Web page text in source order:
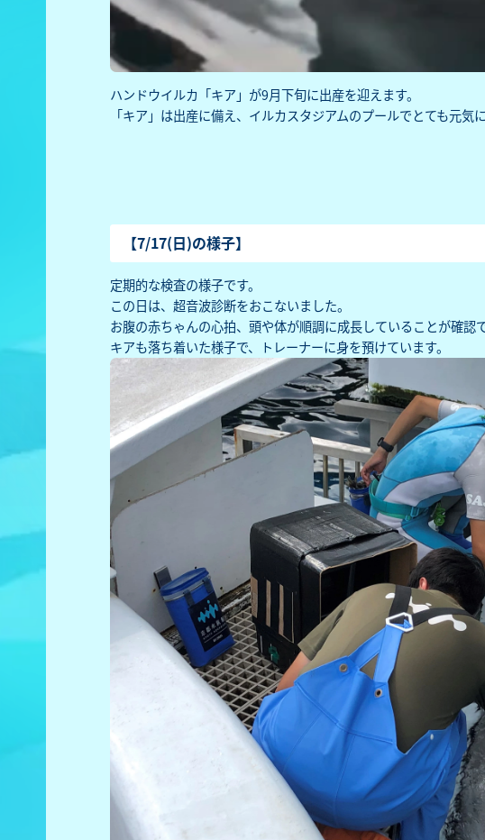
ハンドウイルカ「キア」が9月下旬に出産を迎えます。
「キア」は出産に備え、イルカスタジアムのプールでとても元気
【7/17(日)の様子】
定期的な検査の様子です。
この日は、超音波診断をおこないました。
お腹の赤ちゃんの心拍、頭や体が順調に成長していることが確認
キアも落ち着いた様子で、トレーナーに身を預けています。